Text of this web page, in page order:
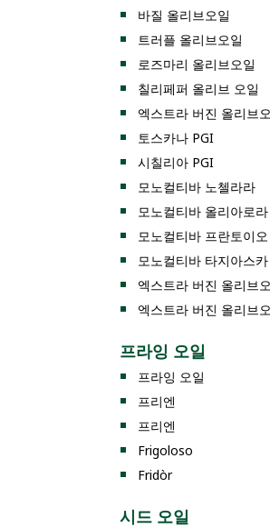
바질 올리브오일
트러플 올리브오일
로즈마리 올리브오일
칠리페퍼 올리브 오일
엑스트라 버진 올리브
토스카나 PGI
시칠리아 PGI
모노컬티바 노첼라라
모노컬티바 올리아로라
모노컬티바 프란토이오
모노컬티바 타지아스카
엑스트라 버진 올리브
엑스트라 버진 올리브
프라잉 오일
프라잉 오일
프리엔
프리엔
Frigoloso
Fridòr
시드 오일